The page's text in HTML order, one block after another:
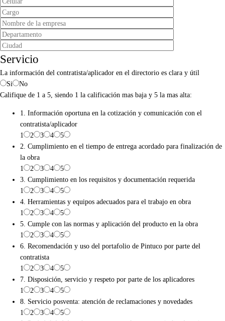
Servicio
La información del contratista/aplicador en el directorio es clara y útil
Si
No
Califique de 1 a 5, siendo 1 la calificación mas baja y 5 la mas alta:
1. Información oportuna en la cotización y comunicación con el
contratista/aplicador
1
2 3 4
5
2. Cumplimiento en el tiempo de entrega acordado para finalización de
la obra
1
2 3 4
5
3. Cumplimiento en los requisitos y documentación requerida
1
2 3 4
5
4. Herramientas y equipos adecuados para el trabajo en obra
1
2 3 4
5
5. Cumple con las normas y aplicación del producto en la obra
1
2 3 4
5
6. Recomendación y uso del portafolio de Pintuco por parte del
contratista
1
2 3 4
5
7. Disposición, servicio y respeto por parte de los aplicadores
1
2 3 4
5
8. Servicio posventa: atención de reclamaciones y novedades
1
2 3 4
5